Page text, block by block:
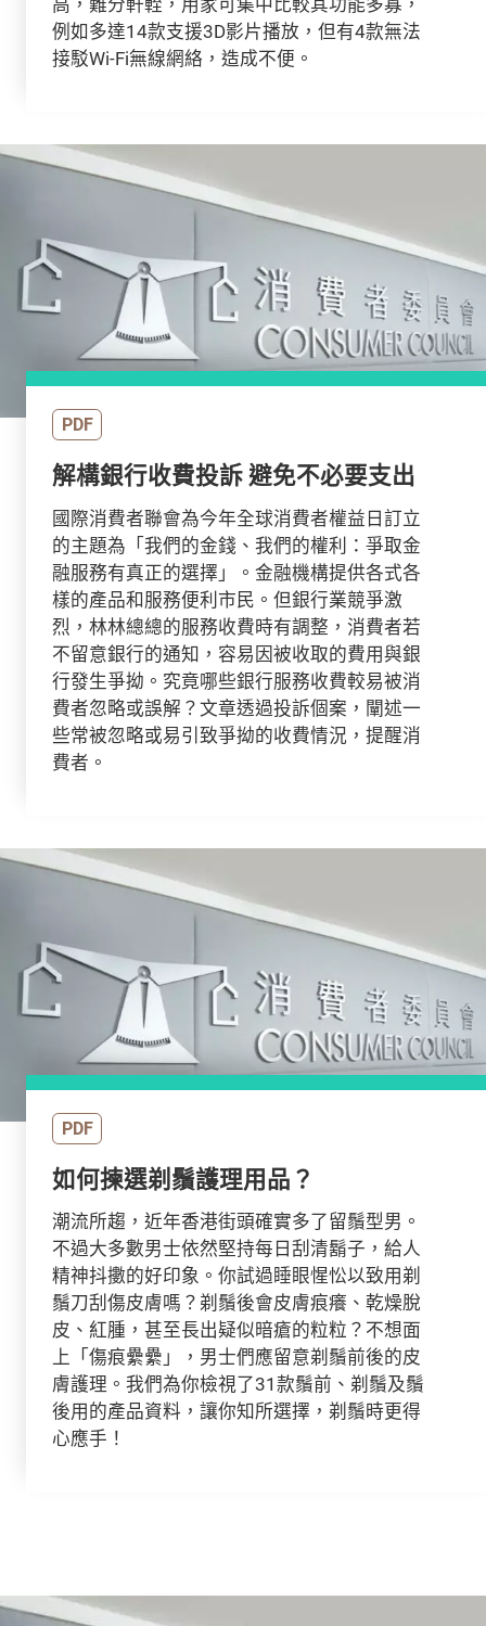
例如多達14款支援3D影片播放，但有4款無法
接駁Wi-Fi無線網絡，造成不便。
PDF
解構銀行收費投訴 避免不必要支出
國際消費者聯會為今年全球消費者權益日訂立
的主題為「我們的金錢、我們的權利：爭取金
融服務有真正的選擇」。金融機構提供各式各
樣的產品和服務便利市民。但銀行業競爭激
烈，林林總總的服務收費時有調整，消費者若
不留意銀行的通知，容易因被收取的費用與銀
行發生爭拗。究竟哪些銀行服務收費較易被消
費者忽略或誤解？文章透過投訴個案，闡述一
些常被忽略或易引致爭拗的收費情況，提醒消
費者。
PDF
如何揀選剃鬚護理用品？
潮流所趨，近年香港街頭確實多了留鬚型男。
不過大多數男士依然堅持每日刮清鬍子，給人
精神抖擻的好印象。你試過睡眼惺忪以致用剃
鬚刀刮傷皮膚嗎？剃鬚後會皮膚痕癢、乾燥脫
皮、紅腫，甚至長出疑似暗瘡的粒粒？不想面
上「傷痕纍纍」，男士們應留意剃鬚前後的皮
膚護理。我們為你檢視了31款鬚前、剃鬚及鬚
後用的產品資料，讓你知所選擇，剃鬚時更得
心應手！